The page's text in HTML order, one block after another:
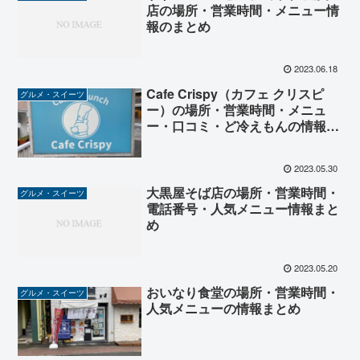
店の場所・営業時間・メニュー情
報のまとめ
2023.06.18
グルメ・スイーツ
Cafe Crispy（カフェ クリスピ
ー）の場所・営業時間・メニュ
ー・口コミ・ど冷えもんの情報ま
2023.05.30
グルメ・スイーツ
大黒屋そば店の場所・営業時間・
電話番号・人気メニュー情報まと
め
2023.05.20
グルメ・スイーツ
おいなり食堂の場所・営業時間・
人気メニューの情報まとめ